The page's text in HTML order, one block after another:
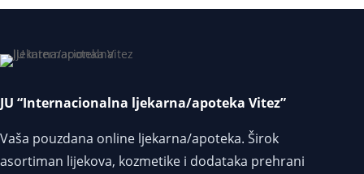
JU “Internacionalna ljekarna/apoteka Vitez”
Vaša pouzdana online ljekarna/apoteka. Širok
asortiman lijekova, kozmetike i dodataka prehrani